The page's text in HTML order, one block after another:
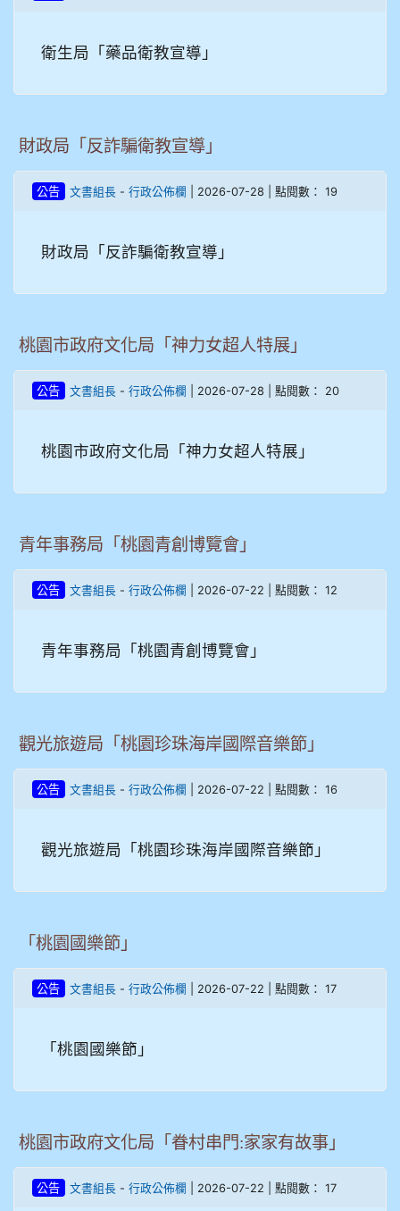
衛生局「藥品衛教宣導」
財政局「反詐騙衛教宣導」
公告 文書組長 - 行政公佈欄 | 2026-07-28 | 點閱數： 19
財政局「反詐騙衛教宣導」
桃園市政府文化局「神力女超人特展」
公告 文書組長 - 行政公佈欄 | 2026-07-28 | 點閱數： 20
桃園市政府文化局「神力女超人特展」
青年事務局「桃園青創博覽會」
公告 文書組長 - 行政公佈欄 | 2026-07-22 | 點閱數： 12
青年事務局「桃園青創博覽會」
觀光旅遊局「桃園珍珠海岸國際音樂節」
公告 文書組長 - 行政公佈欄 | 2026-07-22 | 點閱數： 16
觀光旅遊局「桃園珍珠海岸國際音樂節」
「桃園國樂節」
公告 文書組長 - 行政公佈欄 | 2026-07-22 | 點閱數： 17
「桃園國樂節」
桃園市政府文化局「眷村串門:家家有故事」
公告 文書組長 - 行政公佈欄 | 2026-07-22 | 點閱數： 17